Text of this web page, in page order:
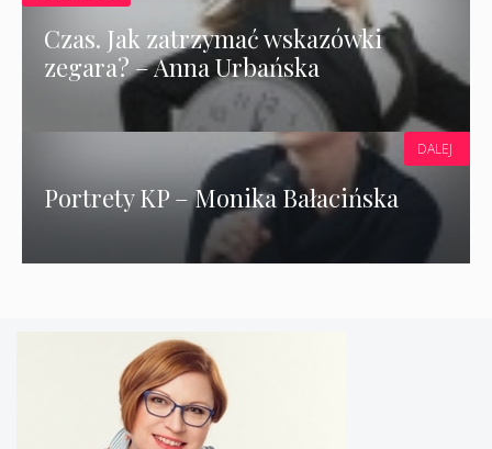
Czas. Jak zatrzymać wskazówki
zegara? – Anna Urbańska
Portrety KP – Monika Bałacińska
DALEJ